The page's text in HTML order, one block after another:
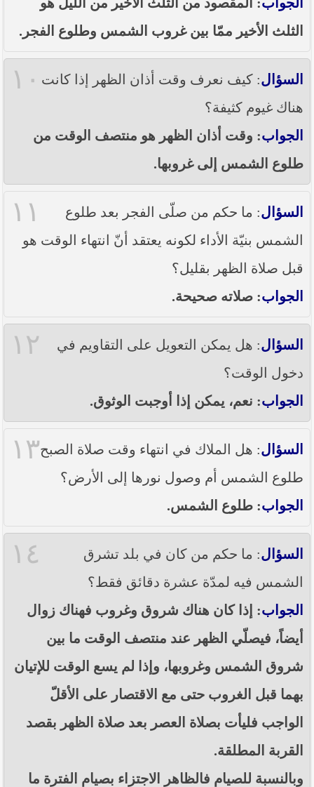
الثلث الأخير ممّا بين غروب الشمس وطلوع الفجر.
١٠ السؤال: كيف نعرف وقت أذان الظهر إذا كانت
هناك غيوم كثيفة؟
الجواب: وقت أذان الظهر هو منتصف الوقت من
طلوع الشمس إلى غروبها.
١١ السؤال: ما حكم من صلّى الفجر بعد طلوع
الشمس بنيّة الأداء لكونه يعتقد أنّ انتهاء الوقت هو
قبل صلاة الظهر بقليل؟
الجواب: صلاته صحيحة.
١٢ السؤال: هل يمكن التعويل على التقاويم في
دخول الوقت؟
الجواب: نعم، يمكن إذا أوجبت الوثوق.
١٣ السؤال: هل الملاك في انتهاء وقت صلاة الصبح
طلوع الشمس أم وصول نورها إلى الأرض؟
الجواب: طلوع الشمس.
١٤ السؤال: ما حكم من كان في بلد تشرق
الشمس فيه لمدّة عشرة دقائق فقط؟
الجواب: إذا كان هناك شروق وغروب فهناك زوال
أيضاً، فيصلّي الظهر عند منتصف الوقت ما بين
شروق الشمس وغروبها، وإذا لم يسع الوقت للإتيان
بهما قبل الغروب حتى مع الاقتصار على الأقلّ
الواجب فليأت بصلاة العصر بعد صلاة الظهر بقصد
القربة المطلقة.
وبالنسبة للصيام فالظاهر الاجتزاء بصيام الفترة ما